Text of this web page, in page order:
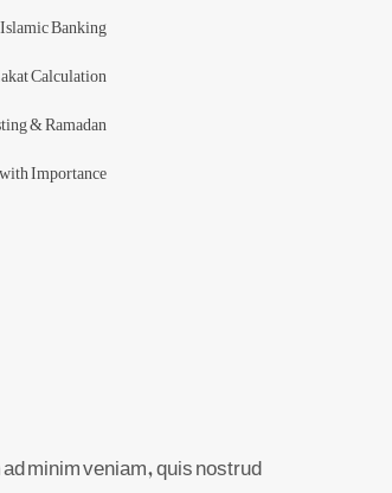
Islamic Banking
Calculation
& Ramadan
Importance
minim veniam, quis nostrud